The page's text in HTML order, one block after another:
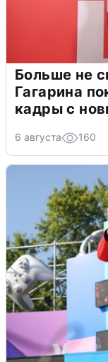
Больше не
Гагарина
кадры с
6 августа 160